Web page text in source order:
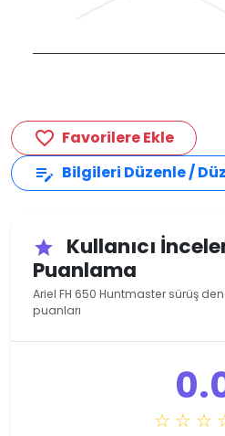
favorite_border Favorilere Ekle
edit_note Bilgileri Düzenle /
star
Kullanıcı
Puanlama
Ariel FH 650 Huntmaster sürüş
puanları
☆ ☆ ☆